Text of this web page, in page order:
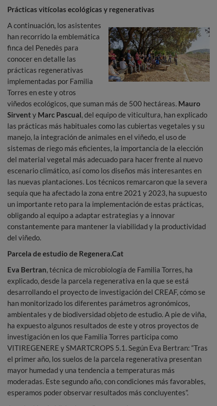
Prácticas vitícolas ecológicas y regenerativas
A continuación, los asistentes
han recorrido la emblemática
finca del Penedès para
conocer en detalle las
prácticas regenerativas
implementadas por Familia
Torres en este y otros
viñedos ecológicos, que suman más de 500 hectáreas. Mauro
Sirventy Marc Pascual, del equipo de viticultura, han explicado
las prácticas más habituales como las cubiertas vegetales y su
manejo, la integración de animales en el viñedo, el uso de
sistemas de riego más eficientes, la importancia de la elección
del material vegetal más adecuado para hacer frente al nuevo
escenario climático, así como los diseños más interesantes en
las nuevas plantaciones. Los técnicos remarcaron que la severa
sequía que ha afectado la zona entre 2021 y 2023, ha supuesto
un importante reto para la implementación de estas prácticas,
obligando al equipo a adaptar estrategias y a innovar
constantemente para mantener la viabilidad y la productividad
del viñedo.
Parcela de estudio de Regenera.Cat
Eva Bertran, técnica de microbiología de Familia Torres, ha
explicado, desde la parcela regenerativa en la que se está
desarrollando el proyecto de investigación del CREAF, cómo se
han monitorizado los diferentes parámetros agronómicos,
ambientales y de biodiversidad objeto de estudio. A pie de viña,
ha expuesto algunos resultados de este y otros proyectos de
investigación en los que Familia Torres participa como
VITIREGENERE y SMARTCROPS 5.1. Según Eva Bertran: “Tras
el primer año, los suelos de la parcela regenerativa presentan
mayor humedad y una tendencia a temperaturas más
moderadas. Este segundo año, con condiciones más favorables,
esperamos poder observar resultados más concluyentes”.